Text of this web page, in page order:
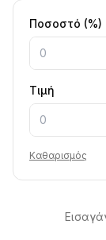
Ποσοστό (%)
Τιμή
Καθαρισμός